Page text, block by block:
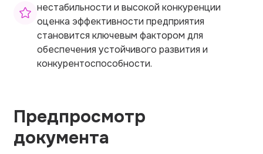
нестабильности и высокой конкуренции
оценка эффективности предприятия
становится ключевым фактором для
обеспечения устойчивого развития и
конкурентоспособности.
Предпросмотр
документа